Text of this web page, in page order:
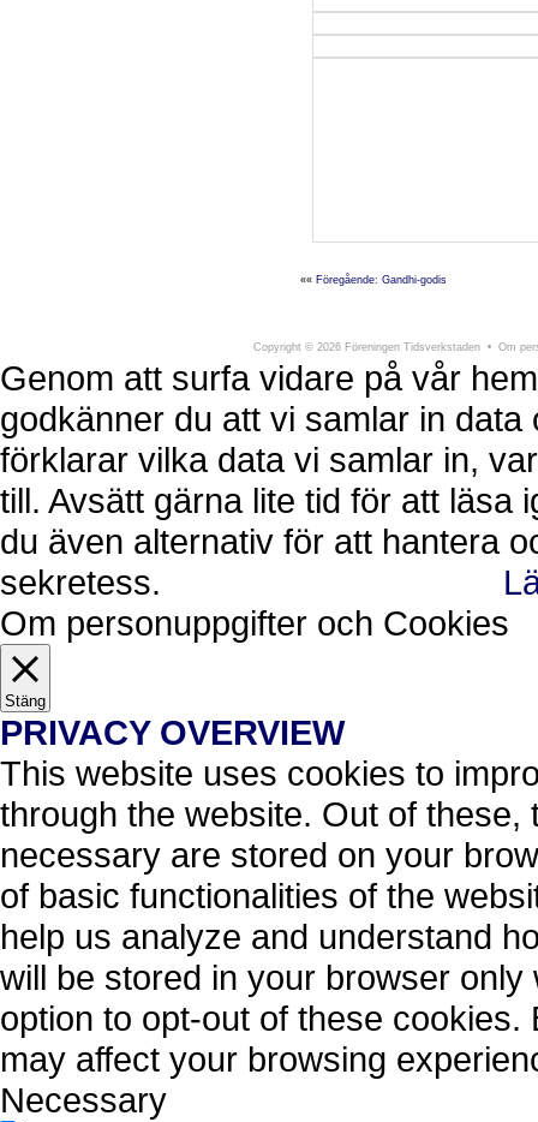
«« Föregående: Gandhi-godis
Copyright © 2026 Föreningen Tidsverkstaden • Om
Genom att surfa vidare på vår
godkänner du att vi samlar in
förklarar vilka data vi samlar in,
till. Avsätt gärna lite tid för att läsa
du även alternativ för att hantera
sekretess.
Om personuppgifter och Cookies
Stäng
PRIVACY OVERVIEW
This website uses cookies to
through the website. Out of
necessary are stored on your
of basic functionalities of the
help us analyze and understand
will be stored in your browser
option to opt-out of these
may affect your browsing
Necessary